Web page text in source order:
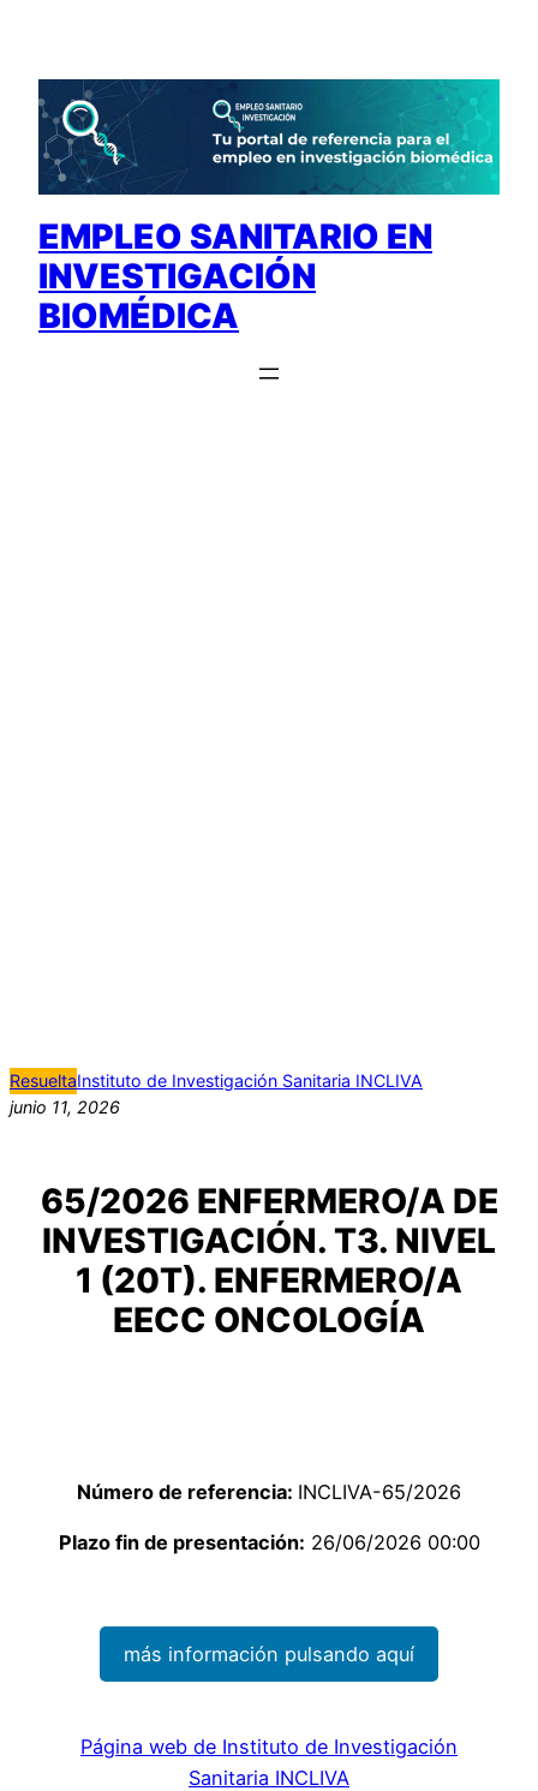
contenido
EMPLEO SANITARIO EN
INVESTIGACIÓN
BIOMÉDICA
ResueltaInstituto de Investigación Sanitaria INCLIVA
junio 11, 2026
65/2026 ENFERMERO/A DE
INVESTIGACIÓN. T3. NIVEL
1 (20T). ENFERMERO/A
EECC ONCOLOGÍA
Número de referencia: INCLIVA-65/2026
Plazo fin de presentación: 26/06/2026 00:00
más información pulsando aquí
Página web de Instituto de Investigación
Sanitaria INCLIVA